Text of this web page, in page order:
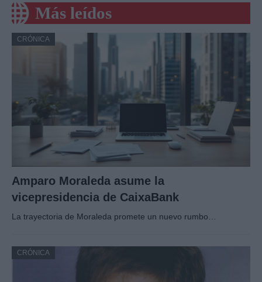
Más leídos
CRÓNICA
Amparo Moraleda asume la
vicepresidencia de CaixaBank
La trayectoria de Moraleda promete un nuevo rumbo…
CRÓNICA